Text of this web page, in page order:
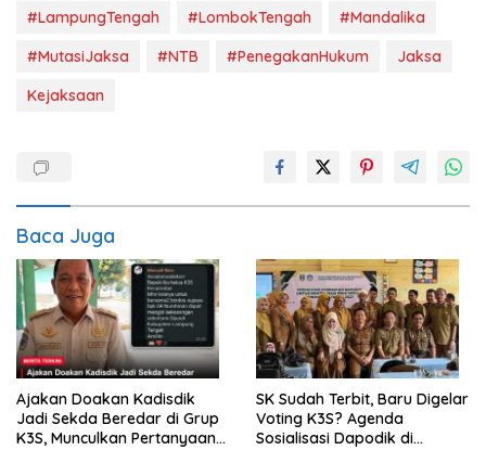
#LampungTengah
#LombokTengah
#Mandalika
#MutasiJaksa
#NTB #PenegakanHukum
Jaksa
Kejaksaan
Baca Juga
Ajakan Doakan Kadisdik
Jadi Sekda Beredar di Grup
K3S, Munculkan Pertanyaan
SK Sudah Terbit, Baru Digelar
Voting K3S? Agenda
Sosialisasi Dapodik di